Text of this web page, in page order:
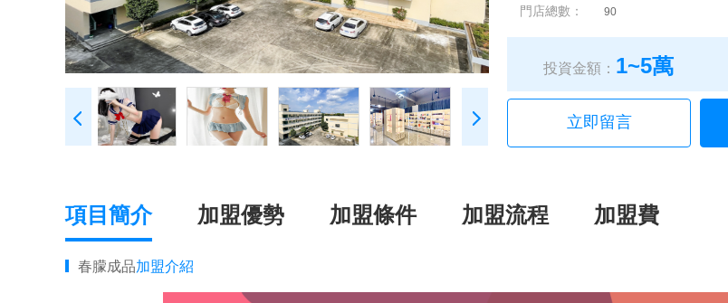
門店總數： 90
投資金額： 1~5萬
立即留言
項目簡介 加盟優勢 加盟條件 加盟流程 加盟費
春朦成品加盟介紹